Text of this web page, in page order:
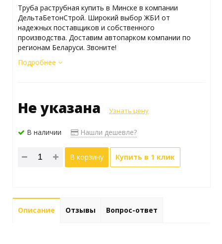
Труба раструбная купить в Минске в компании
ДельтаБетонСтрой. Широкий выбор ЖБИ от
надежных поставщиков и собственного
производства. Доставим автопарком компании по
регионам Беларуси. Звоните!
Подробнее
Не указана Узнать цену
В наличии Нашли дешевле?
В корзину Купить в 1 клик
Описание Отзывы Вопрос-ответ